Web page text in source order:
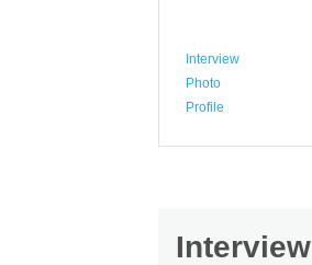
Interview
Photo
Profile
Interview